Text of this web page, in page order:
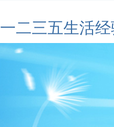
一二三五生活